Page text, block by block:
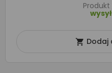
 Dodaj